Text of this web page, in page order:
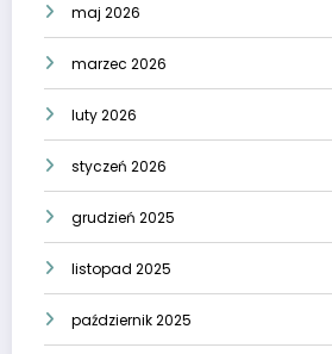
maj 2026
marzec 2026
luty 2026
styczeń 2026
grudzień 2025
listopad 2025
październik 2025